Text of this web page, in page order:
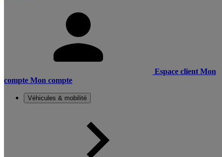
Espace client Mon
compte Mon compte
Véhicules & mobilité